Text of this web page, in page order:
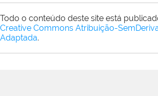
Todo o conteúdo deste site está
Creative Commons Atribuição-
Adaptada.